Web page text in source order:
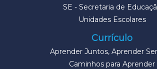
SE - Secretaria de
Unidades Escolares
Currículo
Aprender Juntos, Aprender
Caminhos para Aprender